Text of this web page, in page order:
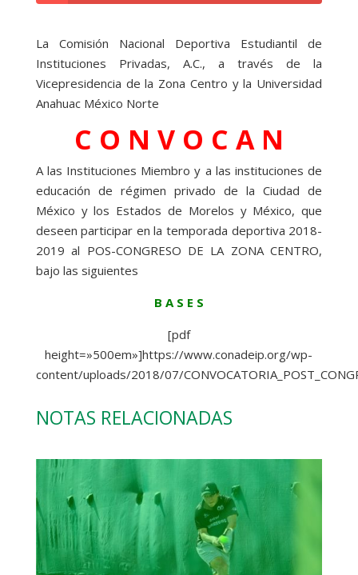
La Comisión Nacional Deportiva Estudiantil de
Instituciones Privadas, A.C., a través de la
Vicepresidencia de la Zona Centro y la Universidad
Anahuac México Norte
C O N V O C A N
A las Instituciones Miembro y a las instituciones de
educación de régimen privado de la Ciudad de
México y los Estados de Morelos y México, que
deseen participar en la temporada deportiva 2018-
2019 al POS-CONGRESO DE LA ZONA CENTRO,
bajo las siguientes
B A S E S
[pdf
height=»500em»]https://www.conadeip.org/wp-
content/uploads/2018/07/
NOTAS RELACIONADAS